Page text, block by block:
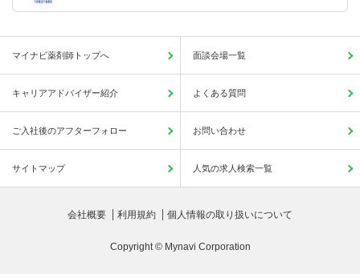
マイナビ薬剤師トップへ 面談会場一覧
キャリアアドバイザー紹介 よくある質問
ご入社後のアフターフォロー お問い合わせ
サイトマップ 人気の求人検索一覧
会社概要 利用規約 個人情報の取り扱いについて
Copyright © Mynavi Corporation